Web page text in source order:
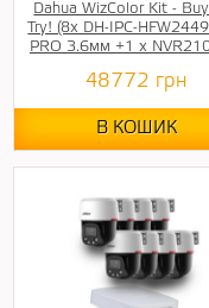
Dahua WizColor Kit -
Try! (8х DH-IPC-
PRO 3.6мм +1 х
48772 грн
В КОШИК